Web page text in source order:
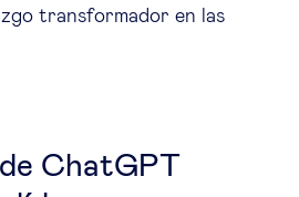
transformador en las
ChatGPT